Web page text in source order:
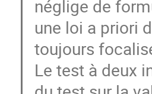
néglige de
une loi a priori
toujours
Le test à deux